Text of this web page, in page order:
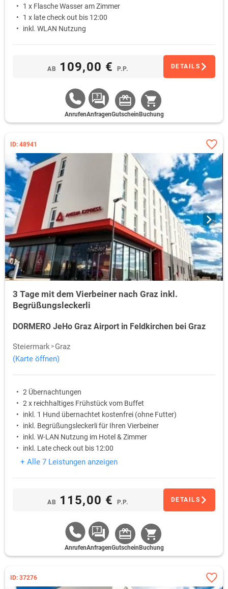
1 x Flasche Wasser am Zimmer
1 x late check out bis 12:00
inkl. WLAN Nutzung
AB 109,00 € P.P. DETAILS
AnrufenAnfragenGutschein Buchung
ID: 48941
3 Tage mit dem Vierbeiner nach Graz inkl.
Begrüßungsleckerli
DORMERO JeHo Graz Airport in Feldkirchen bei Graz
Steiermark
Graz
(Karte öffnen)
2 Übernachtungen
2 x reichhaltiges Frühstück vom Buffet
inkl. 1 Hund übernachtet kostenfrei (ohne Futter)
inkl. Begrüßungsleckerli für Ihren Vierbeiner
inkl. W-LAN Nutzung im Hotel & Zimmer
inkl. Late check out bis 12:00
+ Alle 7 Leistungen anzeigen
AB 115,00 € P.P. DETAILS
AnrufenAnfragenGutschein Buchung
ID: 37276